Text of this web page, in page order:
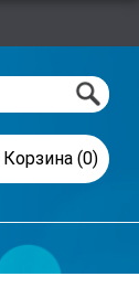
Корзина (0)